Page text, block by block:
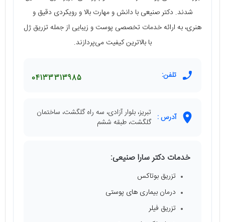
شدند. دکتر صنیعی با دانش و مهارت بالا و رویکردی دقیق و
هنری، به ارائه خدمات تخصصی پوست و زیبایی از جمله تزریق ژل
با بالاترین کیفیت می‌پردازند.
تلفن: 04133313985
آدرس : تبریز، بلوار آزادی، سه راه گلگشت، ساختمان
گلگشت، طبقه ششم
خدمات دکتر سارا صنیعی:
تزریق بوتاکس
درمان بیماری های پوستی
تزریق فیلر